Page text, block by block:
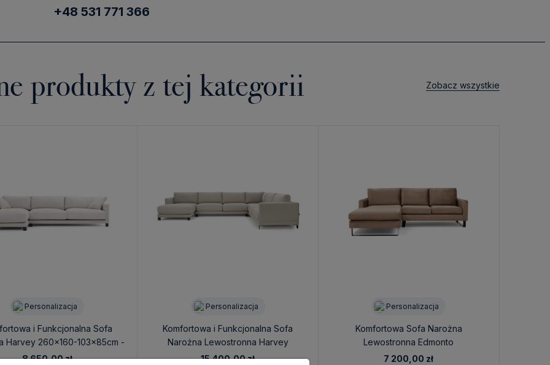
+48 531 771 366
produkty z tej kategorii Zobacz wszystkie
Personalizacja
i Funkcjonalna Sofa
Harvey 260x160-103x85cm -
Personalizacja
8 650,00 zł
Personalizacja
Komfortowa i Funkcjonalna Sofa
Narożna Lewostronna Harvey
260x380x160x83cm - Personalizacja
15 400,00 zł
Personalizacja
Komfortowa Sofa Narożna
Lewostronna Edmonto
245x180x86cm - Personalizacja
7 200,00 zł